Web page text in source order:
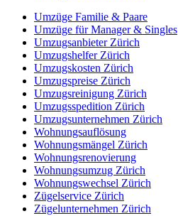
Umzüge Familie & Paare
Umzüge für Manager & Singles
Umzugsanbieter Zürich
Umzugshelfer Zürich
Umzugskosten Zürich
Umzugspreise Zürich
Umzugsreinigung Zürich
Umzugsspedition Zürich
Umzugsunternehmen Zürich
Wohnungsauflösung
Wohnungsmängel Zürich
Wohnungsrenovierung
Wohnungsumzug Zürich
Wohnungswechsel Zürich
Zügelservice Zürich
Zügelunternehmen Zürich